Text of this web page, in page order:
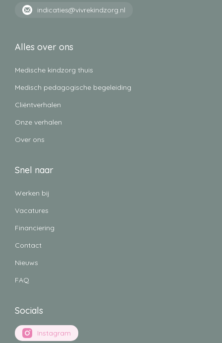
indicaties@vivrekindzorg.nl
Alles over ons
Medische kindzorg thuis
Medisch pedagogische begeleiding
Cliëntverhalen
Onze verhalen
Over ons
Snel naar
Werken bij
Vacatures
Financiering
Contact
Nieuws
FAQ
Socials
Instagram